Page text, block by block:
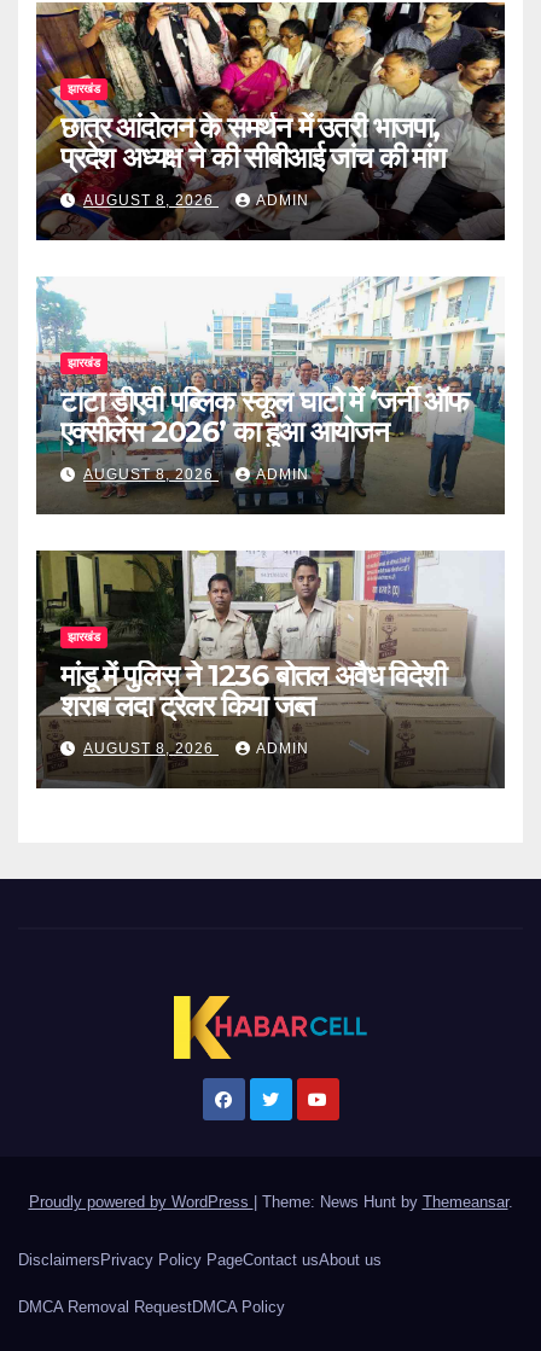
झारखंड
छात्र आंदोलन के समर्थन में उतरी भाजपा,
प्रदेश अध्यक्ष ने की सीबीआई जांच की मांग
AUGUST 8, 2026 ADMIN
झारखंड
टाटा डीएवी पब्लिक स्कूल घाटो में ‘जर्नी ऑफ
एक्सीलेंस 2026’ का हुआ आयोजन
AUGUST 8, 2026 ADMIN
झारखंड
मांडू में पुलिस ने 1236 बोतल अवैध विदेशी
शराब लदा ट्रेलर किया जब्त
AUGUST 8, 2026 ADMIN
Proudly powered by WordPress Theme: News Hunt by Themeansar.
Disclaimers Privacy Policy PageContact usAbout us
DMCA Removal RequestDMCA Policy